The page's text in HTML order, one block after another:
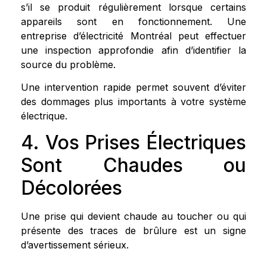
s’il se produit régulièrement lorsque certains
appareils sont en fonctionnement. Une
entreprise d’électricité Montréal peut effectuer
une inspection approfondie afin d’identifier la
source du problème.
Une intervention rapide permet souvent d’éviter
des dommages plus importants à votre système
électrique.
4. Vos Prises Électriques
Sont Chaudes ou
Décolorées
Une prise qui devient chaude au toucher ou qui
présente des traces de brûlure est un signe
d’avertissement sérieux.